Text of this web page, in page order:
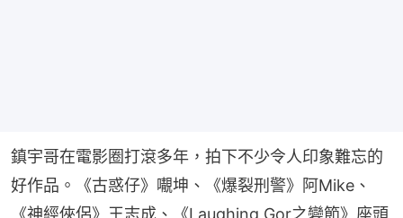
鎮宇哥在電影圈打滾多年，拍下不少令人印象難忘的
好作品。《古惑仔》𡃁坤、《爆裂刑警》阿Mike、
《神經俠侶》王志成、《Laughing Gor之變節》座頭